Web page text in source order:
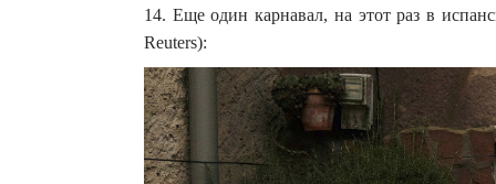
14. Еще один карнавал, на этот раз в
Reuters):